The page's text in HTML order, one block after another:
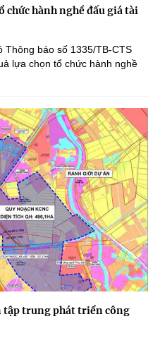
chức hành nghề đấu giá tài
Thông báo số 1335/TB-CTS
lựa chọn tổ chức hành nghề
tập trung phát triển công